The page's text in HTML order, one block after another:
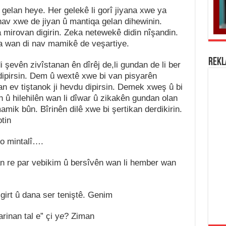
heye. Her gelekê li gorî jiyana xwe ya
xwe de jiyan û mantiqa gelan dihewinin.
mirovan digirin. Zeka netewekê didin nîşandin.
di nav mamikê de veşartiye.
şevên zivîstanan ên dîrêj de,li gundan de li ber
Dem û wextê xwe bi van pisyarên
ev tiştanok ji hevdu dipirsin. Demek xweş û bi
û hilehilên wan li dîwar û zikakên gundan olan
bûn. Bîrinên dilê xwe bi şertikan derdikirin.
mintalî….
re par vebikim û bersîvên wan li hember wan
û dana ser teniştê. Genim
tal e” çi ye? Ziman